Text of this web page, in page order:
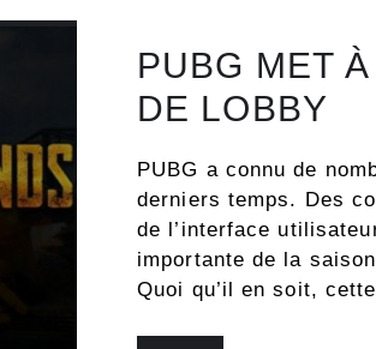
PUBG MET
DE LOBBY
PUBG a connu de
derniers temps. Des
de l’interface
importante de la
Quoi qu’il en soit,